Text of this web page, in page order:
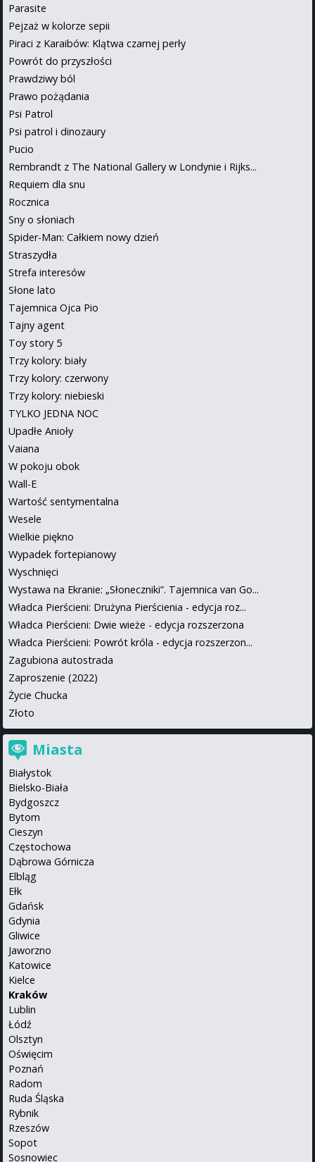
Parasite
Pejzaż w kolorze sepii
Piraci z Karaibów: Klątwa czarnej perły
Powrót do przyszłości
Prawdziwy ból
Prawo pożądania
Psi Patrol
Psi patrol i dinozaury
Pucio
Rembrandt z The National Gallery w Londynie i Rijks...
Requiem dla snu
Rocznica
Sny o słoniach
Spider-Man: Całkiem nowy dzień
Straszydła
Strefa interesów
Słone lato
Tajemnica Ojca Pio
Tajny agent
Toy story 5
Trzy kolory: biały
Trzy kolory: czerwony
Trzy kolory: niebieski
TYLKO JEDNA NOC
Upadłe Anioły
Vaiana
W pokoju obok
Wall-E
Wartość sentymentalna
Wesele
Wielkie piękno
Wypadek fortepianowy
Wyschnięci
Wystawa na Ekranie: „Słoneczniki”. Tajemnica van Go...
Władca Pierścieni: Drużyna Pierścienia - edycja roz...
Władca Pierścieni: Dwie wieże - edycja rozszerzona
Władca Pierścieni: Powrót króla - edycja rozszerzon...
Zagubiona autostrada
Zaproszenie (2022)
Życie Chucka
Złoto
Miasta
Białystok
Bielsko-Biała
Bydgoszcz
Bytom
Cieszyn
Częstochowa
Dąbrowa Górnicza
Elbląg
Ełk
Gdańsk
Gdynia
Gliwice
Jaworzno
Katowice
Kielce
Kraków
Lublin
Łódź
Olsztyn
Oświęcim
Poznań
Radom
Ruda Śląska
Rybnik
Rzeszów
Sopot
Sosnowiec